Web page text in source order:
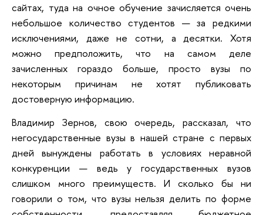
сайтах, туда на очное обучение зачисляется очень
небольшое количество студентов — за редкими
исключениями, даже не сотни, а десятки. Хотя
можно предположить, что на самом деле
зачисленных гораздо больше, просто вузы по
некоторым причинам не хотят публиковать
достоверную информацию.
Владимир Зернов, свою очередь, рассказал, что
негосударственные вузы в нашей стране с первых
дней вынуждены работать в условиях неравной
конкуренции — ведь у государственных вузов
слишком много преимуществ. И сколько бы ни
говорили о том, что вузы нельзя делить по форме